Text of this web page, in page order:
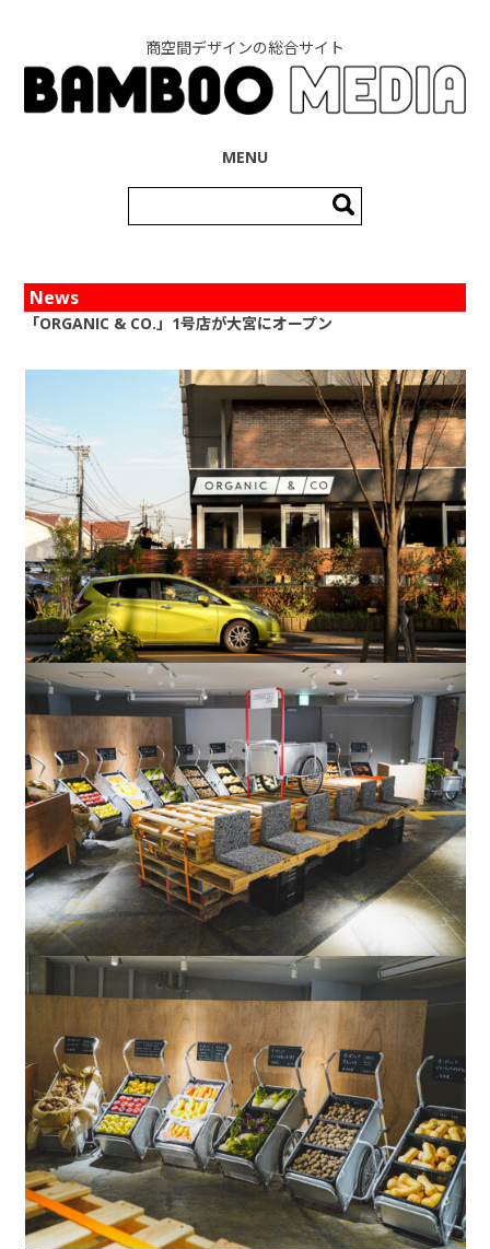
商空間デザインの総合サイト
MENU
索:
News
「ORGANIC & CO.」1号店が大宮にオープン